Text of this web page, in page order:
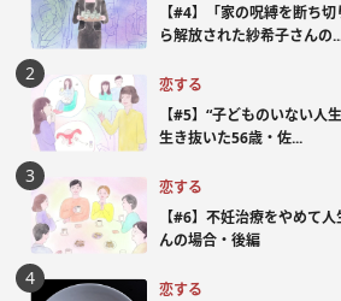
【#4】「家の呪縛を断ち
ら解放された紗希子さんの
恋する
【#5】“子どものいない
生き抜いた56歳・佐...
恋する
【#6】不妊治療をやめて
んの場合・後編
恋する